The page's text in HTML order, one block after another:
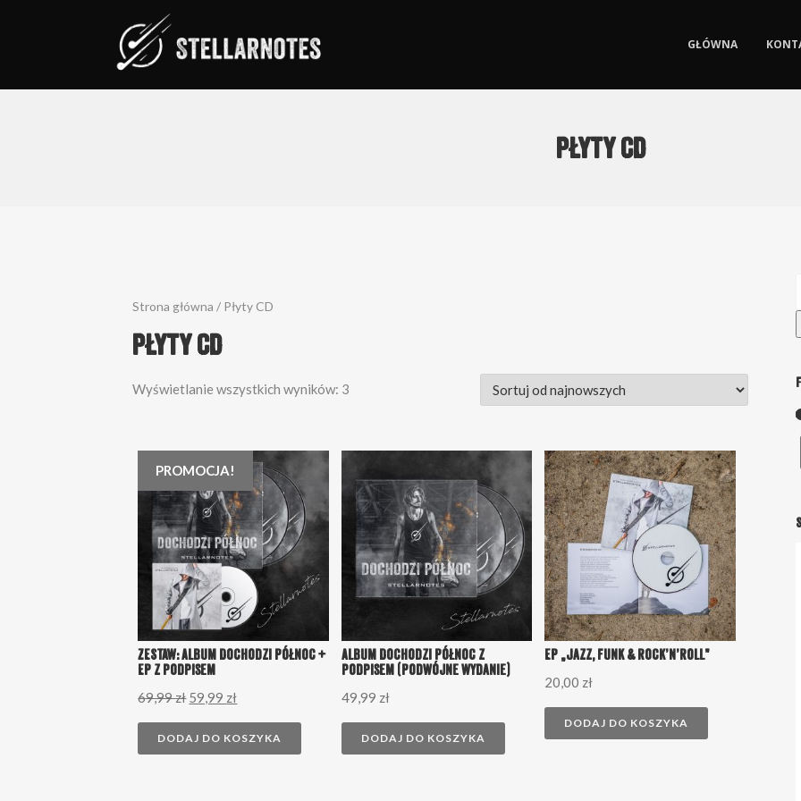
GŁÓWNA
Płyty CD
Strona główna / Płyty CD
Płyty CD
Wyświetlanie wszystkich wyników: 3
PROMOCJA!
ZESTAW: Album Dochodzi Północ +
EP z podpisem
69,99zł59,99 zł
DODAJ DO KOSZYKA
Album Dochodzi Północ z
podpisem (Podwójne wydanie)
49,99 zł
DODAJ DO KOSZYKA
EP „Jazz, Funk & Rock’n’Roll”
20,00 zł
DODAJ DO KOSZYKA